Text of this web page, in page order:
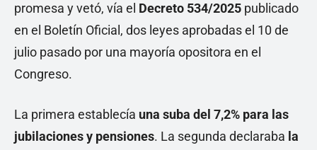
promesa y vetó, vía el Decreto 534/2025 publicado
en el Boletín Oficial, dos leyes aprobadas el 10 de
julio pasado por una mayoría opositora en el
Congreso.
La primera establecía una suba del 7,2% para las
jubilaciones y pensiones. La segunda declaraba la